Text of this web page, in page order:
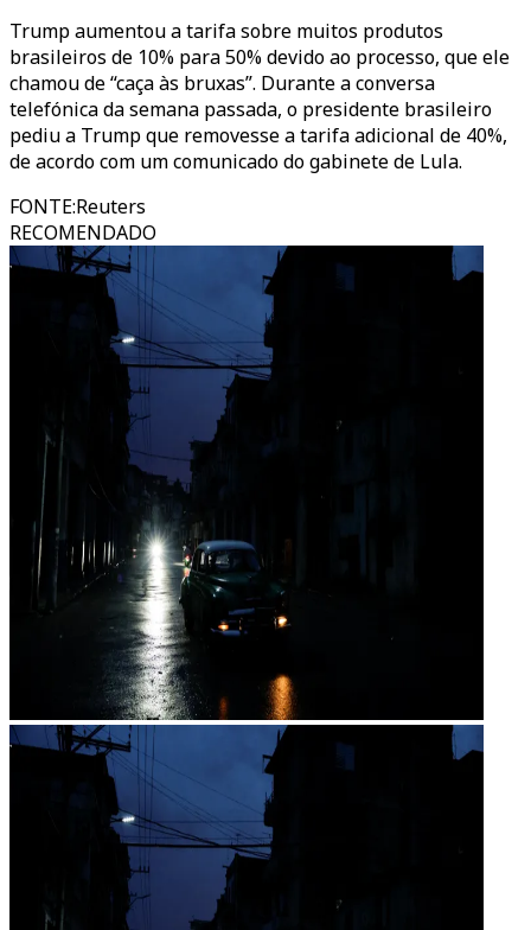
Trump aumentou a tarifa sobre muitos produtos
brasileiros de 10% para 50% devido ao processo, que ele
chamou de “caça às bruxas”. Durante a conversa
telefónica da semana passada, o presidente brasileiro
pediu a Trump que removesse a tarifa adicional de 40%,
de acordo com um comunicado do gabinete de Lula.
FONTE:Reuters
RECOMENDADO